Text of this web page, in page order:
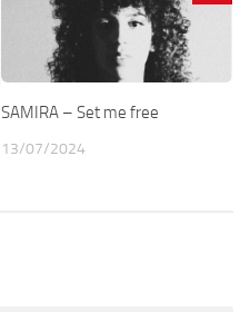
SAMIRA – Set me free
13/07/2024